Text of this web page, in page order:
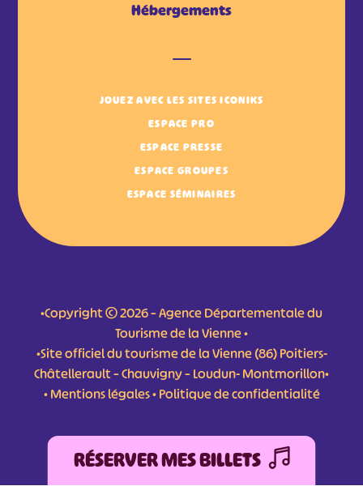
Hébergements
JOUEZ AVEC LES SITES ICONIKS
ESPACE PRO
ESPACE PRESSE
ESPACE GROUPES
ESPACE SÉMINAIRES
•Copyright © 2026 – Agence Départementale du
Tourisme de la Vienne •
•Site officiel du tourisme de la Vienne (86) Poitiers-
Châtellerault – Chauvigny – Loudun- Montmorillon•
•Mentions légales•Politique de confidentialité
RÉSERVER MES BILLETS